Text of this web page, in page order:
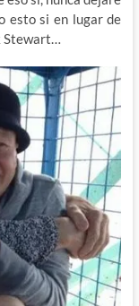
esto si en lugar de